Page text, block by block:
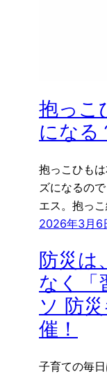
抱っこ
になる
抱っこひも
ズになるの
エス。抱っ
2026年3月6
防災は
なく「
ソ 防
催！
子育ての毎